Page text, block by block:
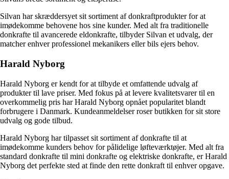
Silvan har skræddersyet sit sortiment af donkraftprodukter for at
imødekomme behovene hos sine kunder. Med alt fra traditionelle
donkrafte til avancerede eldonkrafte, tilbyder Silvan et udvalg, der
matcher enhver professionel mekanikers eller bils ejers behov.
Harald Nyborg
Harald Nyborg er kendt for at tilbyde et omfattende udvalg af
produkter til lave priser. Med fokus på at levere kvalitetsvarer til en
overkommelig pris har Harald Nyborg opnået popularitet blandt
forbrugere i Danmark. Kundeanmeldelser roser butikken for sit store
udvalg og gode tilbud.
Harald Nyborg har tilpasset sit sortiment af donkrafte til at
imødekomme kunders behov for pålidelige løfteværktøjer. Med alt fra
standard donkrafte til mini donkrafte og elektriske donkrafte, er Harald
Nyborg det perfekte sted at finde den rette donkraft til enhver opgave.